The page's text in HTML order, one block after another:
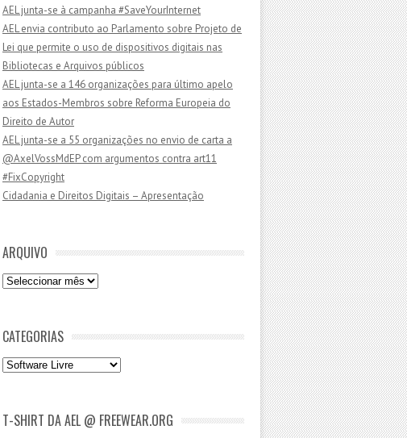
d
e
e
m
a
i
l
AEL junta-se à campanha #SaveYourInternet
AEL envia contributo ao Parlamento sobre Projeto de
Lei que permite o uso de dispositivos digitais nas
Bibliotecas e Arquivos públicos
AEL junta-se a 146 organizações para último apelo
aos Estados-Membros sobre Reforma Europeia do
Direito de Autor
AEL junta-se a 55 organizações no envio de carta a
@AxelVossMdEP com argumentos contra art11
#FixCopyright
Cidadania e Direitos Digitais – Apresentação
ARQUIVO
Arquivo
CATEGORIAS
Categorias
T-SHIRT DA AEL @ FREEWEAR.ORG